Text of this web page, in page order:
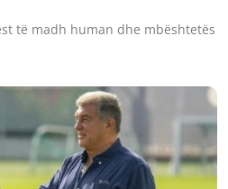
të madh human dhe mbështetës